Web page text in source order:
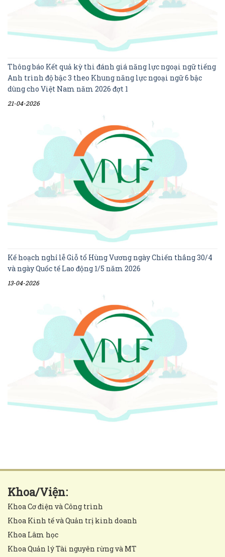
Thông báo Kết quả kỳ thi đánh giá năng lực ngoại ngữ tiếng
Anh trình độ bậc 3 theo Khung năng lực ngoại ngữ 6 bậc
dùng cho Việt Nam năm 2026 đợt 1
21-04-2026
Kế hoạch nghỉ lễ Giỗ tổ Hùng Vương ngày Chiến thắng 30/4
và ngày Quốc tế Lao động 1/5 năm 2026
13-04-2026
Khoa/Viện:
Khoa Cơ điện và Công trình
Khoa Kinh tế và Quản trị kinh doanh
Khoa Lâm học
Khoa Quản lý Tài nguyên rừng và MT